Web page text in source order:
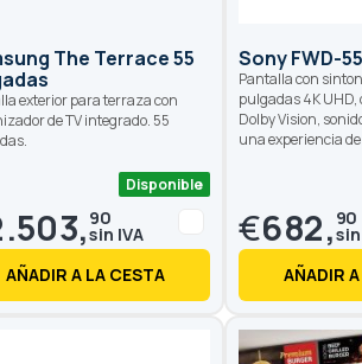
The Terrace 55
exterior para terraza con
de TV integrado. 55
Disponible
90
AÑADIR A LA CESTA
Sony FWD-
Pantalla con
pulgadas 4K UHD,
Dolby Vision,
una experiencia
€682, 90
AÑADIR